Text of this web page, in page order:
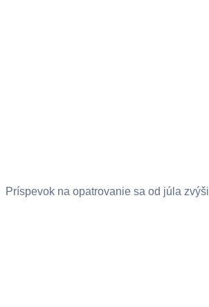
Príspevok na opatrovanie sa od júla zvýšil